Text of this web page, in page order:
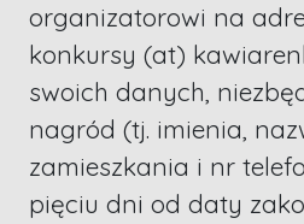
organizatorowi na
konkursy (at)
swoich danych,
nagród (tj. imienia,
zamieszkania i nr
pięciu dni od daty